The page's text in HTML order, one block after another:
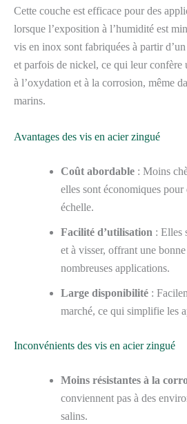
Cette couche est efficace pour des
lorsque l’exposition à l’humidité est
vis en inox sont fabriquées à partir
et parfois de nickel, ce qui leur confère
à l’oxydation et à la corrosion, même
marins.
Avantages des vis en acier zingué
Coût abordable : Moins
elles sont économiques pour
échelle.
Facilité d’utilisation : Elles
et à visser, offrant une
nombreuses applications.
Large disponibilité :
marché, ce qui simplifie les
Inconvénients des vis en acier zingué
Moins résistantes à la
conviennent pas à des
salins.